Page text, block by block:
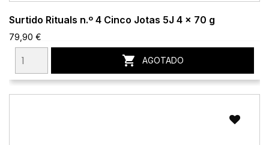
Surtido Rituals n.º 4 Cinco Jotas 5J 4 x 70 g
79,90 €
 AGOTADO